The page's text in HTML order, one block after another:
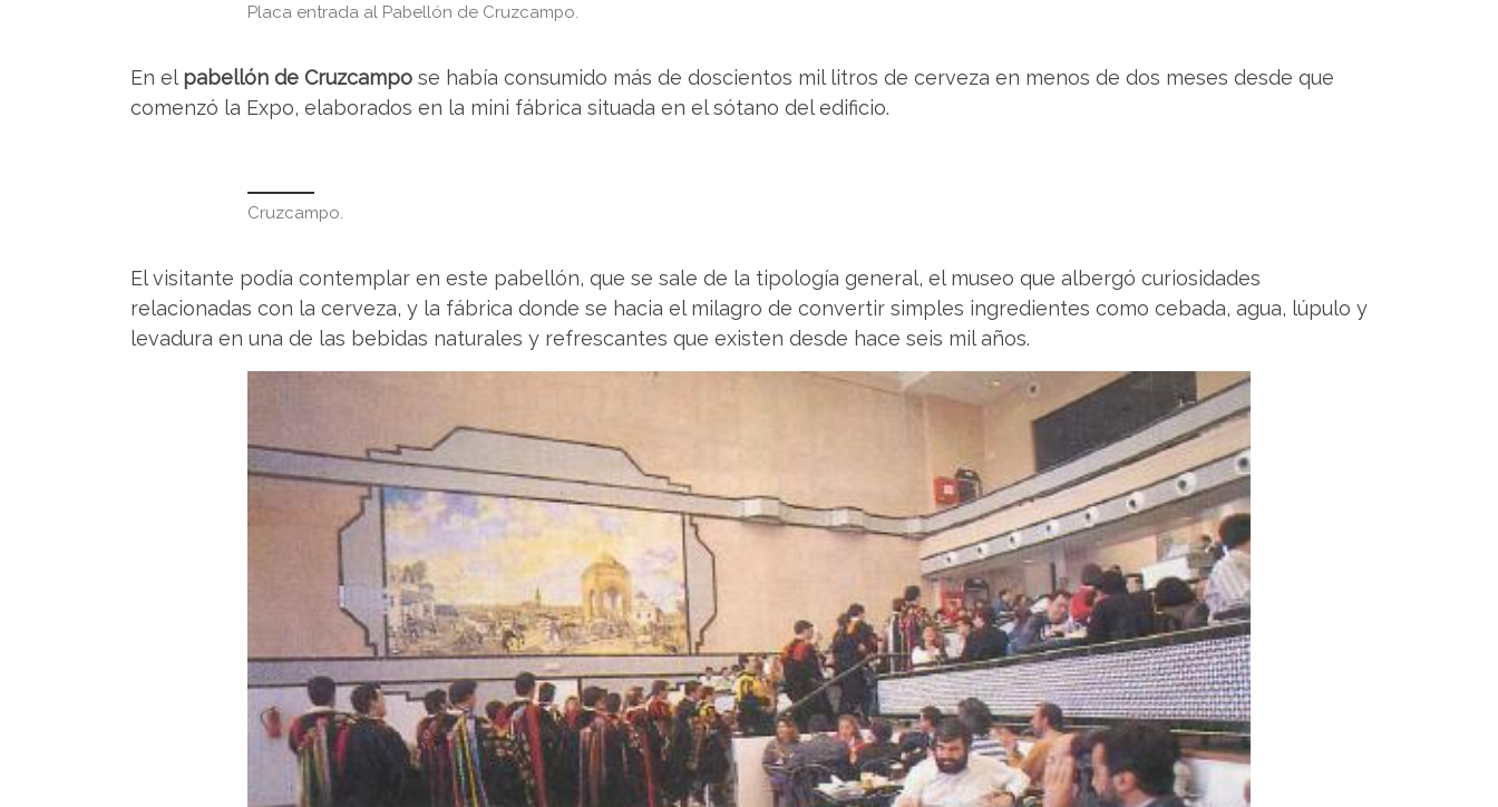
Placa entrada al Pabellón de Cruzcampo.
En elpabellón de Cruzcampo se había consumido más de doscientos mil litros de cerveza en menos de dos meses desde que
comenzó la Expo, elaborados en la mini fábrica situada en el sótano del edificio.
Cruzcampo.
El visitante podía contemplar en este pabellón, que se sale de la tipología general, el museo que albergó curiosidades
relacionadas con la cerveza, y la fábrica donde se hacia el milagro de convertir simples ingredientes como cebada, agua, lúpulo y
levadura en una de las bebidas naturales y refrescantes que existen desde hace seis mil años.